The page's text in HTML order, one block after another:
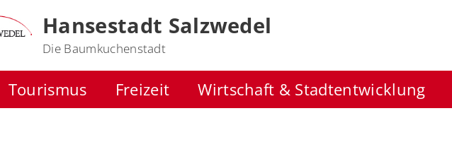
Hansestadt Salzwedel
Die Baumkuchenstadt
Tourismus Freizeit Wirtschaft & Stadtentwicklung